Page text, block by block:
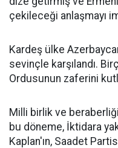
çekileceği anlaşmayı
Kardeş ülke
sevinçle karşılandı.
Ordusunun zaferini
Milli birlik ve
bu döneme, İktidara
Kaplan'ın, Saadet